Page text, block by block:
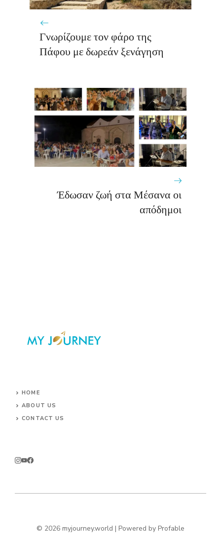
Γνωρίζουμε τον φάρο της
Πάφου με δωρεάν ξενάγηση
Έδωσαν ζωή στα Μέσανα οι
απόδημοι
HOME
ABOUT US
CONTACT US
© 2026 myjourney.world | Powered by Profable